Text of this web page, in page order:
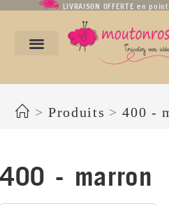
LIVRAISON OFFERTE en
> Produits > 400 -
400 - marron